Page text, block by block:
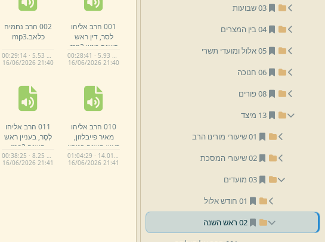
03 שבועות
05 אלול ומועדי תשרי
06 חנוכה
08 פורים
13 מיצד
01 שיעורי מורינו הרב
02 שיעורי המסכת
03 מועדים
01 חודש אלול
02 ראש השנה
001 הרב אליהו
לסר, דין ראש
השנה מניין. mp3
00:28:41 · 5.93 MB
16/06/2026 21:40
002 הרב נחמיה
כלאב.mp3
00:29:14 · 5.53 MB
16/06/2026 21:40
010 הרב אליהו
מאיר פייבלזון,
ראש השנה בטחון
בטוב השם.mp3
01:04:29 · 14.01 MB
16/06/2026 21:41
011 הרב אליהו
לֶסֶר, בעניין ראש
השנה. mp3
00:38:25 · 8.25 MB
16/06/2026 21:41